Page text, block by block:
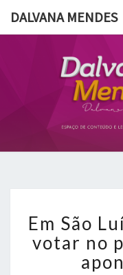
DALVANA MENDES
Em São
votar no